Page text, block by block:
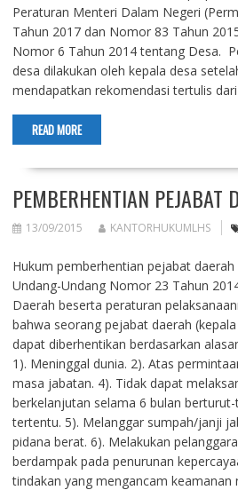
Peraturan Menteri Dalam Negeri
Tahun 2017 dan Nomor 83 Tahun
Nomor 6 Tahun 2014 tentang Desa.
desa dilakukan oleh kepala desa
mendapatkan rekomendasi tertulis
READ MORE
PEMBERHENTIAN PEJABAT
13/09/2015 KANTORHUKUMLHS
Hukum pemberhentian pejabat
Undang-Undang Nomor 23 Tahun
Daerah beserta peraturan
bahwa seorang pejabat daerah
dapat diberhentikan berdasarkan
1). Meninggal dunia. 2). Atas
masa jabatan. 4). Tidak dapat
berkelanjutan selama 6 bulan
tertentu. 5). Melanggar sumpah/janji
pidana berat. 6). Melakukan
berdampak pada penurunan
tindakan yang mengancam keamanan